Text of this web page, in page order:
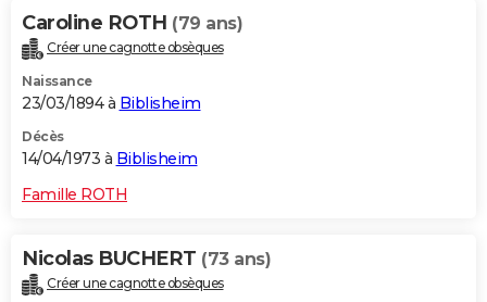
Caroline ROTH (79 ans)
Créer une cagnotte obsèques
Naissance
23/03/1894 à Biblisheim
Décès
14/04/1973 à Biblisheim
Famille ROTH
Nicolas BUCHERT (73 ans)
Créer une cagnotte obsèques